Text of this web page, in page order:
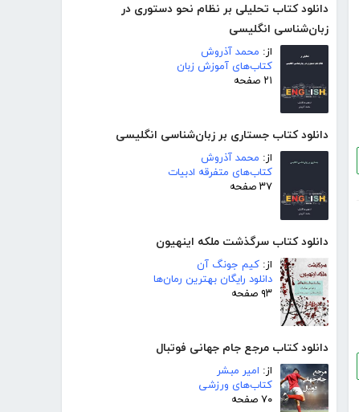
دانلود کتاب تحلیلی بر نظام نحو دستوری در
زبان‌شناسی انگلیسی
از: محمد آذروش
کتاب‌های آموزش زبان
۲۱ صفحه
دانلود کتاب جستاری بر زبان‌شناسی انگلیسی
از: محمد آذروش
کتاب‌های متفرقه ادبیات
۳۷ صفحه
دانلود کتاب سرگذشت ملکه اینهیون
از: کیم جونگ آن
دانلود رایگان بهترین رمان‌ها
۹۳ صفحه
دانلود کتاب مرجع جام جهانی فوتبال
از: امیر مبشر
کتاب‌های ورزشی
۷۰ صفحه